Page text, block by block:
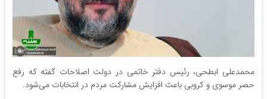
محمدعلی ابطحی، رئیس دفتر خاتمی در دولت اصلاحات گفته که رفع
حصر موسوی و کروبی باعث افزایش مشارکت مردم در انتخابات می‌شود.